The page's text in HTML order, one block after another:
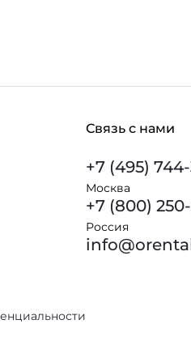
Связь с нами
+7 (495)
Москва
+7 (800)
Россия